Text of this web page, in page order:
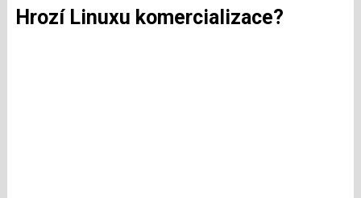
Hrozí Linuxu komercializace?